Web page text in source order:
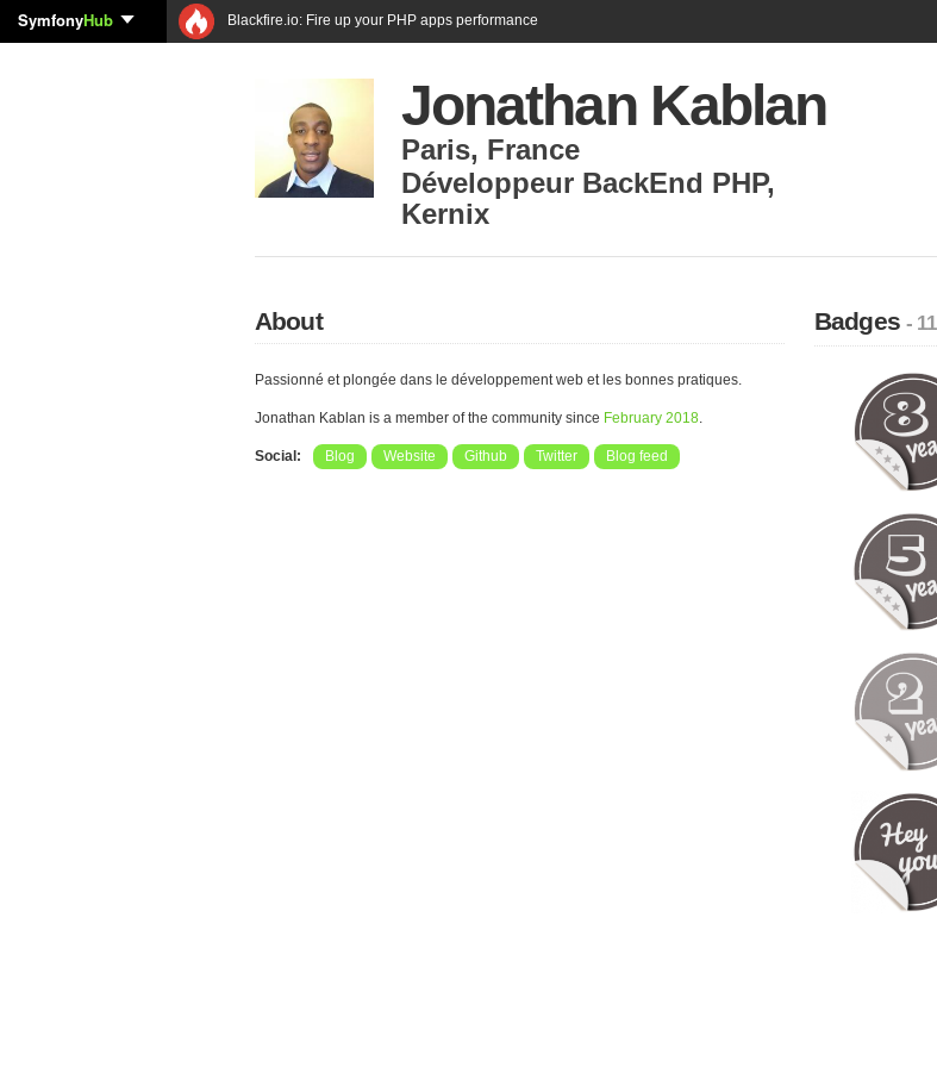
SymfonyHub Blackfire.io: Fire up your PHP apps performance
Jonathan Kablan
Paris, France
Développeur BackEnd PHP,
Kernix
About
Passionné et plongée dans le développement web et les bonnes pratiques.
Jonathan Kablan is a member of the community since February 2018.
Social: Blog Website Github Twitter Blog feed
Badges- 11